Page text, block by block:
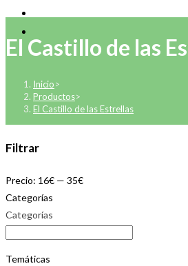
El Castillo de las
Inicio>
Productos>
El Castillo de las Estrellas
Filtrar
Precio: 16€ — 35€
Categorías
Categorías
Temáticas